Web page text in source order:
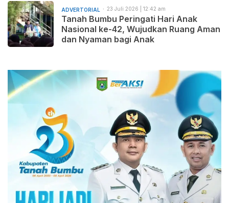
Beradab
ADVERTORIAL 23 Juli 2026 | 12:42 am
Tanah Bumbu Peringati Hari Anak
Nasional ke-42, Wujudkan Ruang Aman
dan Nyaman bagi Anak